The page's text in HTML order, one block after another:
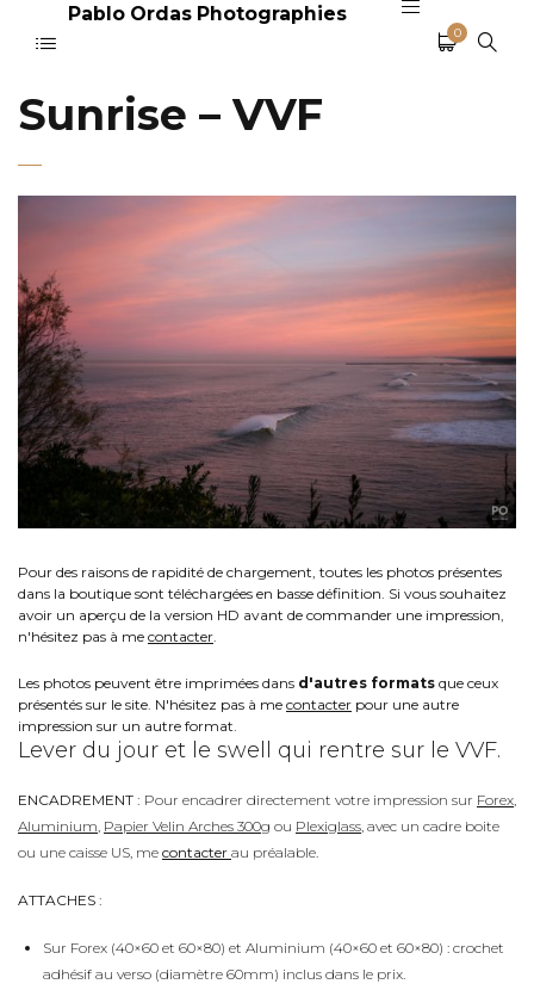
Pablo Ordas Photographies
0
Sunrise – VVF
Pour des raisons de rapidité de chargement, toutes les photos présentes
dans la boutique sont téléchargées en basse définition. Si vous souhaitez
avoir un aperçu de la version HD avant de commander une impression,
n'hésitez pas à me contacter
Les photos peuvent être imprimées dans d'autres formats que ceux
présentés sur le site. N'hésitez pas à me contacter pour une autre
impression sur un autre format.
Lever du jour et le swell qui rentre sur le VVF.
ENCADREMENT : Pour encadrer directement votre impression sur Forex
Aluminium Papier Velin Arches 300g ou Plexiglass , avec un cadre boite
ou une caisse US, me contacter au préalable.
ATTACHES :
Sur Forex (40×60 et 60×80) et Aluminium (40×60 et 60×80) : crochet
adhésif au verso (diamètre 60mm) inclus dans le prix.